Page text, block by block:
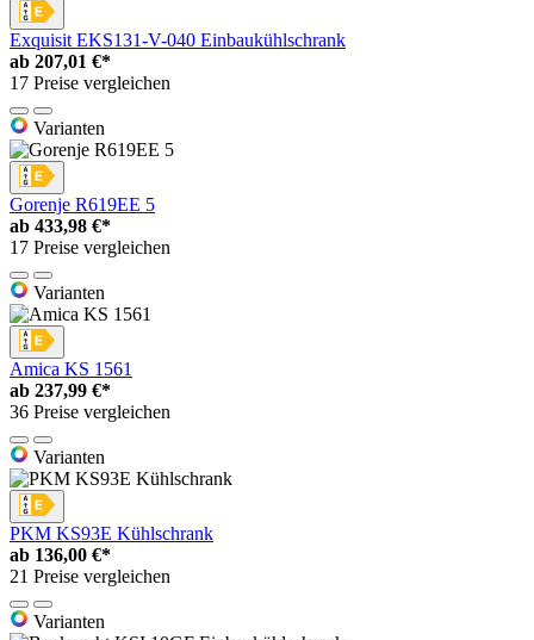
Exquisit EKS131-V-040 Einbaukühlschrank
ab 207,01 €*
17 Preise vergleichen
Varianten
Gorenje R619EE 5
ab 433,98 €*
17 Preise vergleichen
Varianten
Amica KS 1561
ab 237,99 €*
36 Preise vergleichen
Varianten
PKM KS93E Kühlschrank
ab 136,00 €*
21 Preise vergleichen
Varianten